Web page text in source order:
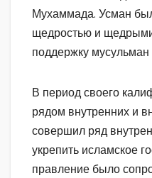
Мухаммада. Усман
щедростью и
поддержку
В период своего
рядом внутренних и
совершил ряд
укрепить исламское
правление было